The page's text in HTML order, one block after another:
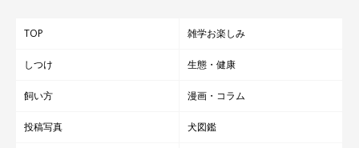
TOP 雑学お楽しみ
しつけ 生態・健康
飼い方 漫画・コラム
投稿写真 犬図鑑